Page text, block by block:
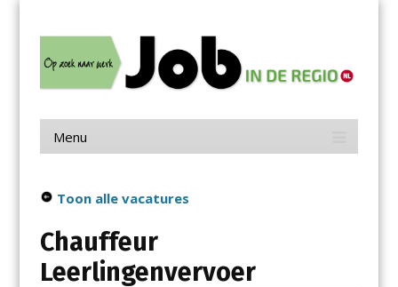
contentJob in de Regio
Menu
Toon alle vacatures
Chauffeur
Leerlingenvervoer